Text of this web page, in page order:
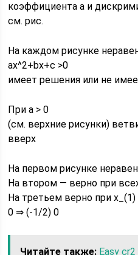
коэффициента а и
см. рис.
На каждом рисунке
ax^2+bx+c >0
имеет решения или не
При a > 0
(см. верхние рисунки)
вверх
На первом рисунке
На втором — верно при
На третьем верно при
0 ⇒ (-1/2) 0
Читайте также: Easy